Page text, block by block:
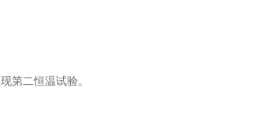
第二恒温试验。